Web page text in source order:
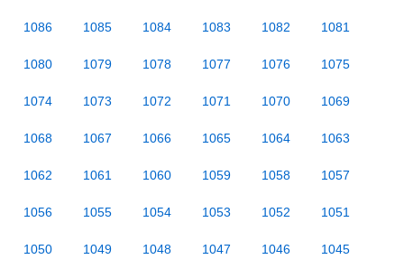
1086 1085 1084 1083 1082 1081
1080 1079 1078 1077 1076 1075
1074 1073 1072 1071 1070 1069
1068 1067 1066 1065 1064 1063
1062 1061 1060 1059 1058 1057
1056 1055 1054 1053 1052 1051
1050 1049 1048 1047 1046 1045